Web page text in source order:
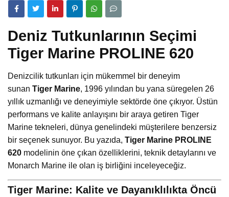
Deniz Tutkunlarının Seçimi
Tiger Marine PROLINE 620
Denizcilik tutkunları için mükemmel bir deneyim
sunan Tiger Marine, 1996 yılından bu yana süregelen 26
yıllık uzmanlığı ve deneyimiyle sektörde öne çıkıyor. Üstün
performans ve kalite anlayışını bir araya getiren Tiger
Marine tekneleri, dünya genelindeki müşterilere benzersiz
bir seçenek sunuyor. Bu yazıda, Tiger Marine PROLINE
620 modelinin öne çıkan özelliklerini, teknik detaylarını ve
Monarch Marine ile olan iş birliğini inceleyeceğiz.
Tiger Marine: Kalite ve Dayanıklılıkta Öncü